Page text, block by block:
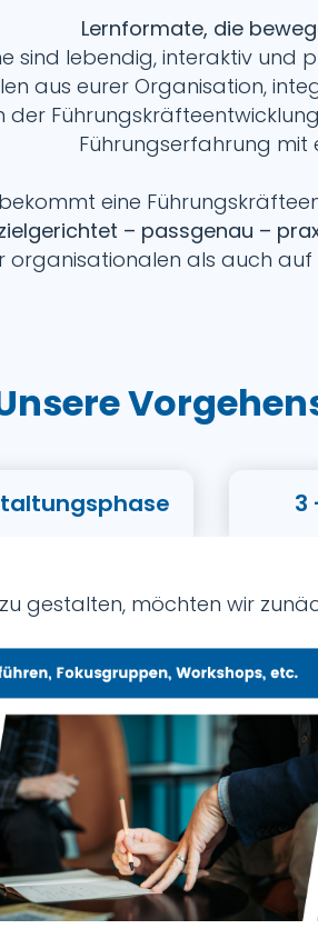
Lernformate, die
sind lebendig, interaktiv und
aus eurer Organisation,
der
Führungserfahrung mit
eine
– passgenau –
organisationalen als auch auf
3
gestalten, möchten wir